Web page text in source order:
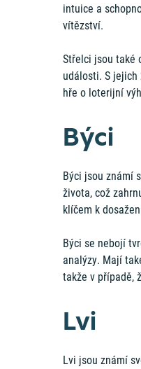
intuice a
vítězství.
Střelci jsou také
události. S jejich
hře o loterijní
Býci
Býci jsou známí
života, což
klíčem k
Býci se nebojí
analýzy. Mají
takže v případě,
Lvi
Lvi jsou známí